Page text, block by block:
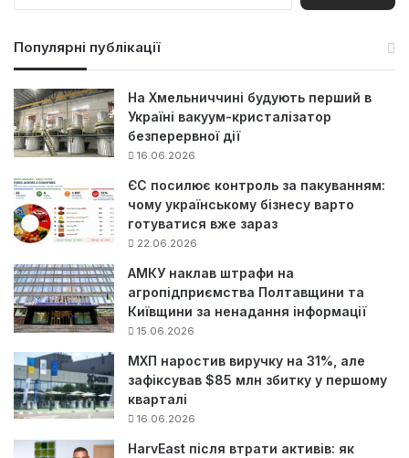
Популярні публікації
На Хмельниччині будують перший в
Україні вакуум-кристалізатор
безперервної дії
16.06.2026
ЄС посилює контроль за пакуванням:
чому українському бізнесу варто
готуватися вже зараз
22.06.2026
АМКУ наклав штрафи на
агропідприємства Полтавщини та
Київщини за ненадання інформації
15.06.2026
МХП наростив виручку на 31%, але
зафіксував $85 млн збитку у першому
кварталі
16.06.2026
HarvEast після втрати активів: як